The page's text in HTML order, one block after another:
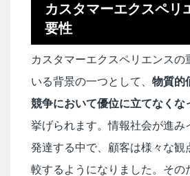
カスタマーエクスペリ
要性
カスタマーエクスペリエンスの
いる背景の一つとして、 物質的
競争において優位に立てなくな
挙げられます。情報社会が進み
発達する中で、顧客は様々な観
較するようになりました。その